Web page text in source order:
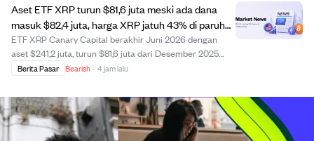
Aset ETF XRP turun $81,6 juta meski ada dana
masuk $82,4 juta, harga XRP jatuh 43% di paruh
pertama 2026
ETF XRP Canary Capital berakhir Juni 2026 dengan
aset $241,2 juta, turun $81,6 juta dari Desember 2025
meski ada dana masuk bersih $82,4 juta. Kepemilikan
yang turun tajam 43,27% menyebabkan ker...
Berita Pasar Bearish · 4 jam lalu